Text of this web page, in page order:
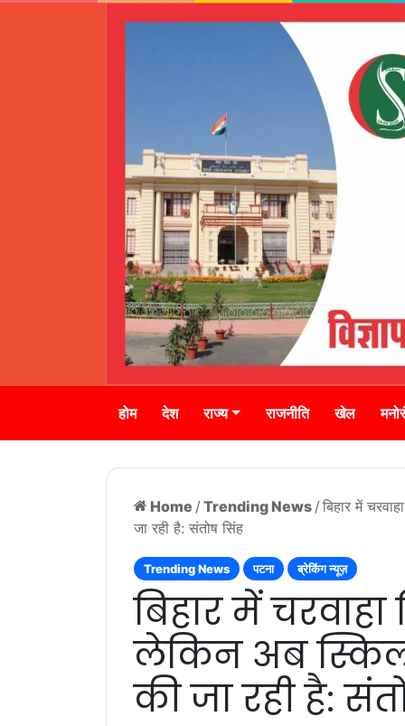
होम देश राज्य राजनीति खेल
Home / Trending News / बिहार में
जा रही है: संतोष सिंह
Trending News पटना ब्रेकिंग न्यूज़
बिहार में
लेकिन अब स्किल
की जा रही है: